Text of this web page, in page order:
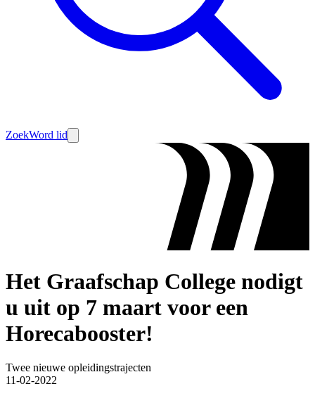
ZoekWord lid
Het Graafschap College nodigt
u uit op 7 maart voor een
Horecabooster!
Twee nieuwe opleidingstrajecten
11-02-2022